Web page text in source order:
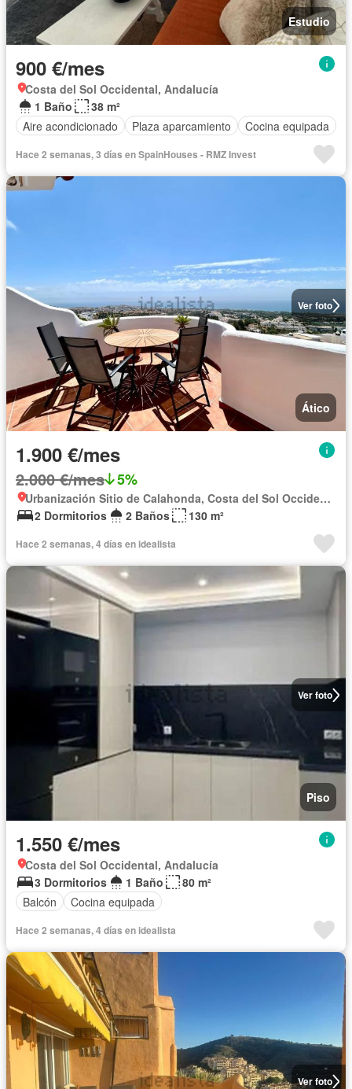
Estudio
900 €/mes
Costa del Sol Occidental, Andalucía
1 Baño
38 m²
Aire acondicionado
Plaza aparcamiento Cocina equipada
Hace 2 semanas, 3 días en SpainHouses - RMZ Invest
Ver foto
Ático
1.900 €/mes
2.000 €/mes 5%
Urbanización Sitio de Calahonda, Costa del Sol Occidental
2 Dormitorios
2 Baños 130 m²
Hace 2 semanas, 4 días en idealista
Ver foto
Piso
1.550 €/mes
Costa del Sol Occidental, Andalucía
3 Dormitorios
1 Baño
80 m²
Balcón
Cocina equipada
Hace 2 semanas, 4 días en idealista
Ver foto